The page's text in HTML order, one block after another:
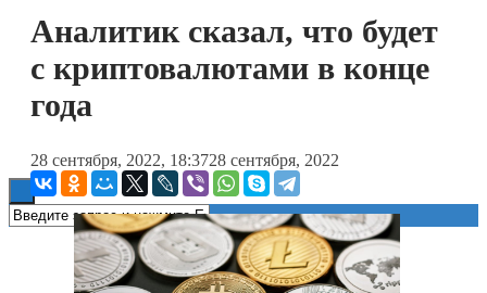
Аналитик сказал, что будет
с криптовалютами в конце
года
28 сентября, 2022, 18:3728 сентября, 2022